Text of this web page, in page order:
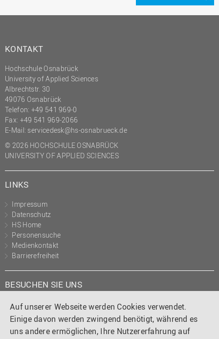
Auf unserer Webseite werden Cookies verwendet.
Einige davon werden zwingend benötigt, während es
uns andere ermöglichen, Ihre Nutzererfahrung auf
Personalrat
Präsidialbüro
Professional School
Projekte des Präsidiums
Projektmanagement Office
(PMO)
Prozessmanagement
Recht
Studium und Lehre
Transfer- und
Innovationsmanagement
KONTAKT
Hochschule Osnabrück
University of Applied Sciences
Albrechtstr. 30
49076 Osnabrück
Telefon: +49 541 969-0
Fax: +49 541 969-2066
E-Mail: servicedesk@hs-osnabrueck.de
© 2026 HOCHSCHULE OSNABRÜCK
UNIVERSITY OF APPLIED SCIENCES
LINKS
Impressum
Datenschutz
HS Home
Personensuche
Medienkontakt
Barrierefreiheit
BESUCHEN SIE UNS
Instagram
TiktokLinkedIn
YouTube
Facebook